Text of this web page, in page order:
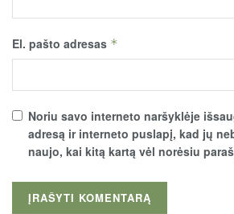
El. pašto adresas *
Noriu savo interneto naršyklėje
adresą ir interneto puslapį, kad jų
naujo, kai kitą kartą vėl norėsiu